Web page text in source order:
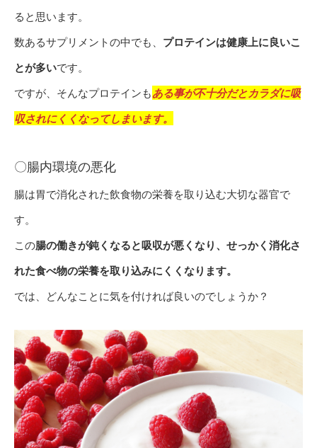
ると思います。
数あるサプリメントの中でも、 プロテインは健康上に良いこ
とが多いです。
ですが、そんなプロテインもある事が不十分だとカラダに吸
収されにくくなってしまいます。
〇腸内環境の悪化
腸は胃で消化された飲食物の栄養を取り込む大切な器官で
す。
この腸の働きが鈍くなると吸収が悪くなり、せっかく消化さ
れた食べ物の栄養を取り込みにくくなります。
では、どんなことに気を付ければ良いのでしょうか？